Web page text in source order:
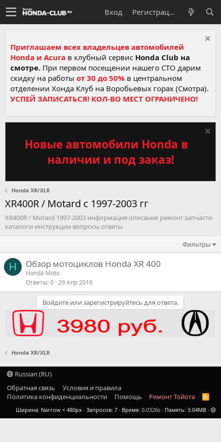
Вход Регистрация
Приглашаем всех владельцев автомобилей
Honda и Acura в клубный сервис Honda Club на
смотре. При первом посещении нашего СТО дарим
скидку на работы от 30 до 50% в центральном
отделении Хонда Клуб на Воробьевых горах (Смотра).
УСПЕЙ ЗАПИСАТЬСЯ! КОЛ-ВО МЕСТ ОГРАНИЧЕНО!
Новые автомобили Honda в
наличии и под заказ!
Honda XR/XLR
XR400R / Motard с 1997-2003 гг
XR400R / Motard 1997-2003 информация описание ремонт запчасти
каталоги инструкции вопросы ответы
Фильтры
H Обзор мотоциклов Honda XR 400
Honda Moto
Ответы 0 29 Апр 2016
Войдите или зарегистрируйтесь для ответа.
Honda XR/XLR
Russian (RU)
Обратная связь
Условия и правила
Политика конфиденциальности
Помощь Ремонт Тойота
R
S
S
Ширина Запросов 7 Время 0.0326s Память 3.04MB